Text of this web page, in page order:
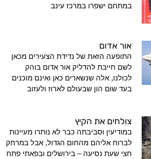
במתחם ישפרו במרכז עינב
אור אדום
התופעה הזאת של נדידת הצעירים מכאן
לשם חייבת להדליק אור אדום בוהק
לכולנו, אלה שנשארים כאן ואינם מוכנים
בעד שום הון שבעולם לארוז ולעזוב
צולחים את הקיץ
במודיעין וסביבתה כבר לא נותרו מעיינות
לברוח אליהם מהחום הגדול, אבל במרחק
חצי שעת נסיעה – בירושלים ובפאתי פתח